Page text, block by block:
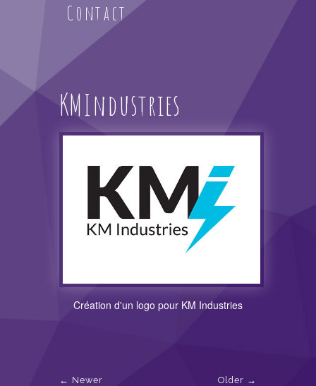
Contact
KMIndustries
Création d'un logo pour KM Industries
Older
Newer